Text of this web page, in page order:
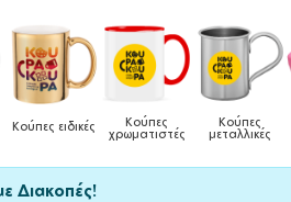
Δοχεία
φαγητού Τσάντες Ποδιές
μαγειρικής
Διακοπές!